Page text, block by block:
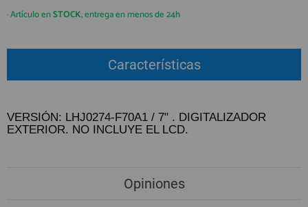
GUÍA DE COMPRA
(+34)912 477 744
Lunes a Viernes 09:30h a 20:00h
También atendemos Whatsapp
REGISTRO PROFESIONAL
· Artículo enSTOCK, entrega en menos de 24h
Características
VERSIÓN: LHJ0274-F70A1 / 7" . DIGITALIZADOR
EXTERIOR. NO INCLUYE EL LCD.
Opiniones